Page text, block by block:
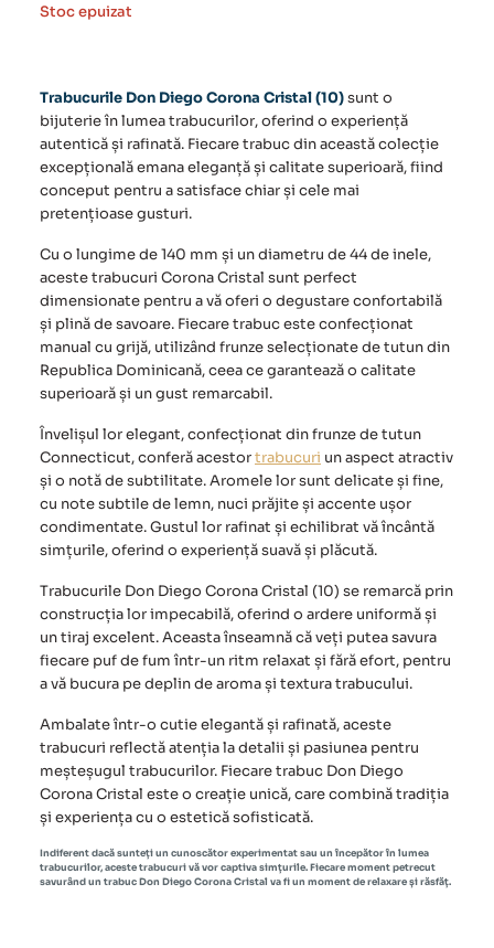
Stoc epuizat
Trabucurile Don Diego Corona Cristal (10)sunt o
bijuterie în lumeatrabucurilor, oferind o experiență
autentică și rafinată. Fiecare trabuc din această colecție
excepțională emana eleganță și calitate superioară, fiind
conceput pentru a satisface chiar și cele mai
pretențioase gusturi.
Cu o lungime de 140 mm și un diametru de 44 de inele,
aceste trabucuri Corona Cristal sunt perfect
dimensionate pentru a vă oferi o degustare confortabilă
și plină de savoare. Fiecare trabuc este confecționat
manual cu grijă, utilizând frunze selecționate de tutun din
Republica Dominicană, ceea ce garantează o calitate
superioară și un gust remarcabil.
Învelișul lor elegant, confecționat din frunze de tutun
Connecticut, conferă acestortrabucuri un aspect atractiv
și o notă de subtilitate. Aromele lor sunt delicate și fine,
cu note subtile de lemn, nuci prăjite și accente ușor
condimentate. Gustul lor rafinat și echilibrat vă încântă
simțurile, oferind o experiență suavă și plăcută.
Trabucurile Don Diego Corona Cristal (10) se remarcă prin
construcția lor impecabilă, oferind o ardere uniformă și
un tiraj excelent. Aceasta înseamnă că veți putea savura
fiecare puf de fum într-un ritm relaxat și fără efort, pentru
a vă bucura pe deplin de aroma și textura trabucului.
Ambalate într-o cutie elegantă și rafinată, aceste
trabucuri reflectă atenția la detalii și pasiunea pentru
meșteșugul trabucurilor. Fiecare trabuc Don Diego
Corona Cristal este o creație unică, care combină tradiția
și experiența cu o estetică sofisticată.
Indiferent dacă sunteți un cunoscător experimentat sau un începător în lumea
trabucurilor, aceste trabucuri vă vor captiva simțurile. Fiecare moment petrecut
savurând un trabuc Don Diego Corona Cristal va fi un moment de relaxare și răsfăț.